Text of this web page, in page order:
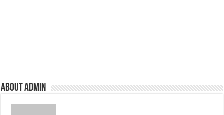
About admin